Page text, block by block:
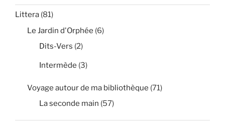
Littera (81)
Le Jardin d'Orphée (6)
Dits-Vers (2)
Intermède (3)
Voyage autour de ma bibliothèque (71)
La seconde main (57)